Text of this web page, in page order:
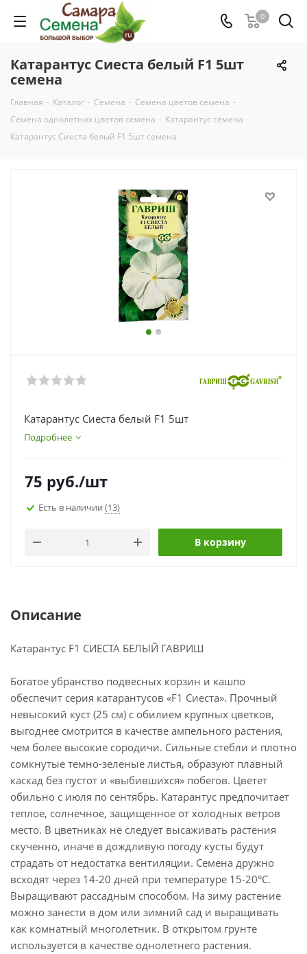
0
Катарантус Сиеста белый F1 5шт
семена
Главная - Каталог - Семена - Семена цветов семена -
Семена однолетних цветов семена - Катарантус семена -
Катарантус Сиеста белый F1 5шт семена
Катарантус Сиеста белый F1 5шт
Подробнее
75 руб./шт
Есть в наличии (13)
В корзину
Описание
Катарантус F1 СИЕСТА БЕЛЫЙ ГАВРИШ
Богатое убранство подвесных корзин и кашпо
обеспечит серия катарантусов «F1 Сиеста». Прочный
невысокий куст (25 см) с обилием крупных цветков,
выгоднее смотрится в качестве ампельного растения,
чем более высокие сородичи. Сильные стебли и плотно
сомкнутые темно-зеленые листья, образуют плавный
каскад без пустот и «выбившихся» побегов. Цветет
обильно с июля по сентябрь. Катарантус предпочитает
теплое, солнечное, защищенное от холодных ветров
место. В цветниках не следует высаживать растения
скученно, иначе в дождливую погоду кусты будут
страдать от недостатка вентиляции. Семена дружно
всходят через 14-20 дней при температуре 15-20°С.
Выращивают рассадным способом. На зиму растение
можно занести в дом или зимний сад и выращивать
как комнатный многолетник. В открытом грунте
используется в качестве однолетнего растения.